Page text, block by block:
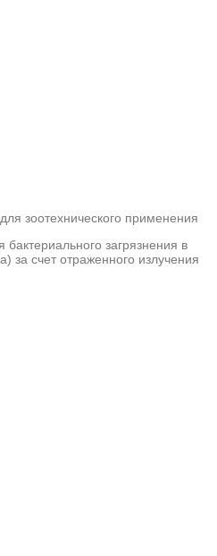
зоотехнического применения
загрязнения в
за счет отраженного излучения